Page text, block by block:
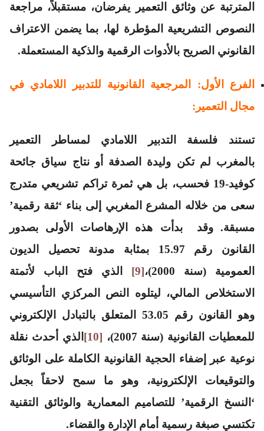
المترتبة عن وثائق التعمير يفرضان، مستقبلاً، مراجعة
النصوص التشريعية المؤطرة لها، بما يضمن الاعتراف
القانوني الصريح بالأدوات الرقمية والذكية المستعملة.
الفرع الأول: المرجعية القانونية للتدبير اللامادي في
مجال التعمير:
تستند فلسفة التدبير اللامادي لمساطر التعمير
بالمغرب لم تكن وليدة الصدفة أو نتاج سياق جائحة
كوفيد-19 فحسب، بل هي ثمرة تراكم تشريعي متدرج
سعى من خلاله المشرع المغربي إلى بناء ‘ثقة رقمية’
مسبقة. وقد بدأت هذه الإرهاصات الأولى بصدور
القانون رقم 15.97 بمثابة مدونة تحصيل الديون
العمومية (سنة 2000)،
[9]
الذي فتح الباب لأتمتة
الاستخلاص المالي، ليتلوه النص المركزي التأسيسي
وهو القانون رقم 53.05 المتعلق بالتبادل الإلكتروني
للمعطيات القانونية (سنة 2007)،
[10]
الذي أحدث نقلة
نوعية عبر إضفاء الحجية القانونية الكاملة على الوثائق
والتوقيعات الإلكترونية، وهو ما سمح لاحقاً بجعل
‘النسخ الرقمية’ للتصاميم المعمارية والوثائق التقنية
تكتسي صبغة رسمية أمام الإدارة والقضاء.